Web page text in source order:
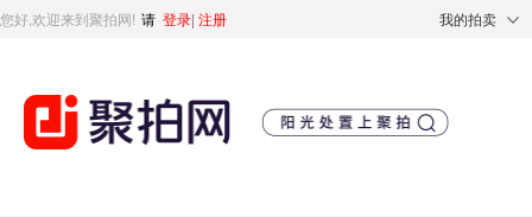
您好,欢迎来到聚拍网! 请 登录| 注册 我的拍卖